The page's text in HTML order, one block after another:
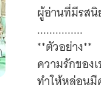
ผู้อ่านที่มีรส
...............
**ตัวอย่าง**
ความรักของ
ทำให้หล่อนมีความหวังกับชีวิตนี้ เมื่อป